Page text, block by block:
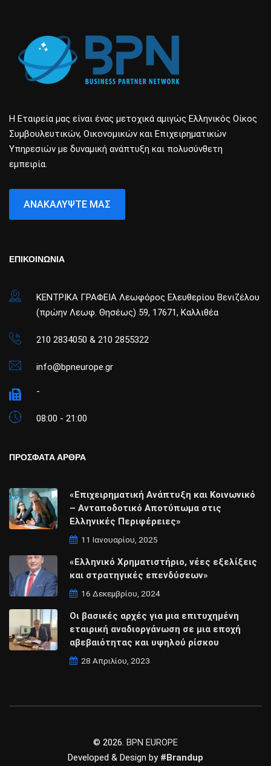
Η Εταιρεία μας είναι ένας μετοχικά αμιγώς Ελληνικός Οίκος
Συμβουλευτικών, Οικονομικών και Επιχειρηματικών
Υπηρεσιών με δυναμική ανάπτυξη και πολυσύνθετη
εμπειρία.
ΑΝΑΚΑΛΎΨΤΕ ΜΑΣ
ΕΠΙΚΟΙΝΩΝΙΑ
ΚΕΝΤΡΙΚΑ ΓΡΑΦΕΙΑ Λεωφόρος Ελευθερίου Βενιζέλου
(πρώην Λεωφ. Θησέως) 59, 17671, Καλλιθέα
210 2834050 & 210 2855322
info@bpneurope.gr
-
08:00 - 21:00
ΠΡΟΣΦΑΤΑ ΑΡΘΡΑ
«Επιχειρηματική Ανάπτυξη και Κοινωνικό
– Ανταποδοτικό Αποτύπωμα στις
Ελληνικές Περιφέρειες»
11 Ιανουαρίου, 2025
«Ελληνικό Χρηματιστήριο, νέες εξελίξεις
και στρατηγικές επενδύσεων»
16 Δεκεμβρίου, 2024
Οι βασικές αρχές για μια επιτυχημένη
εταιρική αναδιοργάνωση σε μια εποχή
αβεβαιότητας και υψηλού ρίσκου
28 Απριλίου, 2023
© 2026. BPN EUROPE
Developed & Design by #Brandup